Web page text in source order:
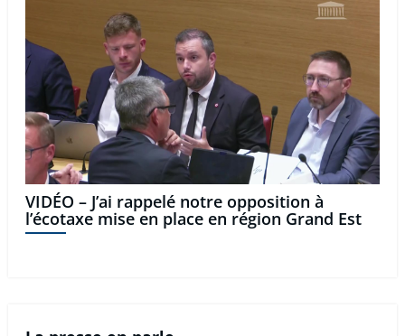
VIDÉO – J’ai rappelé notre opposition à
l’écotaxe mise en place en région Grand Est